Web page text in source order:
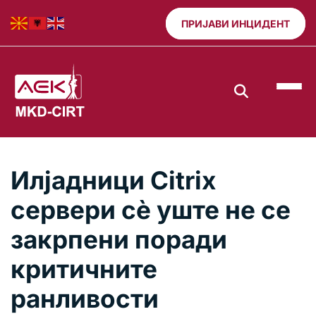
ПРИЈАВИ ИНЦИДЕНТ
Илјадници Citrix
сервери сè уште не се
закрпени поради
критичните
ранливости